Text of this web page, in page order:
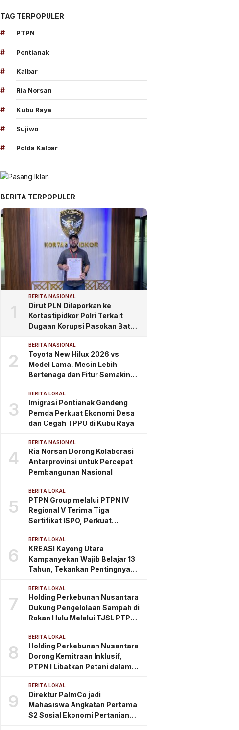
TAG TERPOPULER
#
PTPN
# Pontianak
# Kalbar
# Ria Norsan
# Kubu Raya
# Sujiwo
# Polda Kalbar
BERITA TERPOPULER
1
BERITA NASIONAL
Dirut PLN Dilaporkan ke
Kortastipidkor Polri Terkait
Dugaan Korupsi Pasokan Batu
2
BERITA NASIONAL
Toyota New Hilux 2026 vs
Model Lama, Mesin Lebih
Bertenaga dan Fitur Semakin
3
BERITA LOKAL
Imigrasi Pontianak Gandeng
Pemda Perkuat Ekonomi Desa
dan Cegah TPPO di Kubu Raya
4
BERITA NASIONAL
Ria Norsan Dorong Kolaborasi
Antarprovinsi untuk Percepat
Pembangunan Nasional
5
BERITA LOKAL
PTPN Group melalui PTPN IV
Regional V Terima Tiga
Sertifikat ISPO, Perkuat
Berkelanjutan di Kalimantan
Timur
6
BERITA LOKAL
KREASI Kayong Utara
Kampanyekan Wajib Belajar 13
Tahun, Tekankan Pentingnya
Dini
7
BERITA LOKAL
Holding Perkebunan Nusantara
Dukung Pengelolaan Sampah di
Rokan Hulu Melalui TJSL PTPN
8
BERITA LOKAL
Holding Perkebunan Nusantara
Dorong Kemitraan Inklusif,
PTPN I Libatkan Petani dalam
9
BERITA LOKAL
Direktur PalmCo jadi
Mahasiswa Angkatan Pertama
S2 Sosial Ekonomi Pertanian